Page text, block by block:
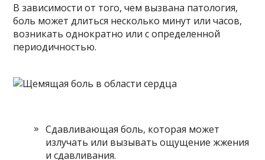
В зависимости от того, чем вызвана патология,
боль может длиться несколько минут или часов,
возникать однократно или с определенной
периодичностью.
Сдавливающая боль, которая может
излучать или вызывать ощущение жжения
и сдавливания.